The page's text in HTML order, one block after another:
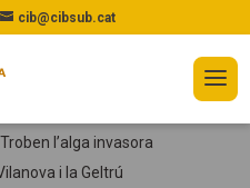
cib@cibsub.cat
Troben l’alga invasora
i la Geltrú